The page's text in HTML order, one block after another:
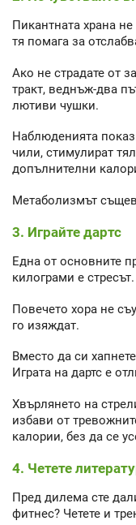
Пикантната храна
тя помага за
Ако не страдате от
тракт, веднъж-два
лютиви чушки.
Наблюденията
чили, стимулират
допълнителни
Метаболизмът
3. Играйте дартс
Една от основните
килограми е стресът.
Повечето хора не
го изяждат.
Вместо да си
Играта на дартс е
Хвърлянето на
избави от
калории, без да се
4. Четете
Пред дилема сте
фитнес? Четете и